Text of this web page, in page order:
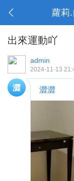
蘿莉
出來運動吖
admin
2024-11-13